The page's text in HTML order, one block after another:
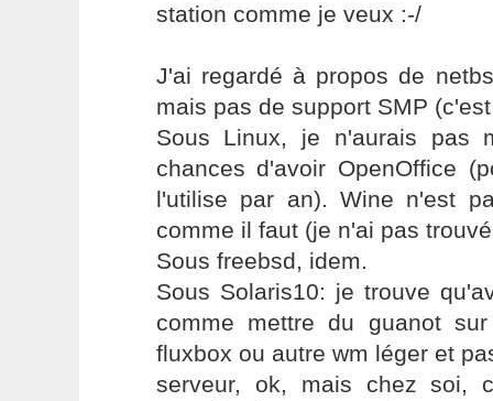
station comme je veux :-/
J'ai regardé à propos de
mais pas de support SMP
Sous Linux, je n'aurais pas
chances d'avoir OpenOffice
l'utilise par an). Wine n'est
comme il faut (je n'ai pas
Sous freebsd, idem.
Sous Solaris10: je trouve
comme mettre du guanot
fluxbox ou autre wm léger et
serveur, ok, mais chez soi,